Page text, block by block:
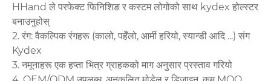
HHand ले परफेक्ट फिनिशिङ र कस्टम लोगोको साथ kydex होल्स्टर
बनाउनुहोस्
2. रंग: वैकल्पिक रंगहरू (कालो, पहेँलो, आर्मी हरियो, स्यान्डी आदि ...) संग
Kydex
3. नमूनाहरू एक हप्ता भित्र ग्राहकको माग अनुसार प्रस्ताव गरियो